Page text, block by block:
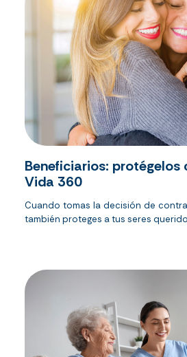
Beneficiarios: protégelos
Vida 360
Cuando tomas la decisión de
también proteges a tus seres